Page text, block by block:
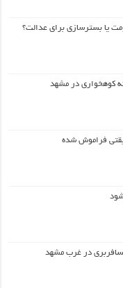
یا بسترسازی برای عدالت؟
کوهخواری در مشهد
فراموش شده
مسافربری در غرب مشهد